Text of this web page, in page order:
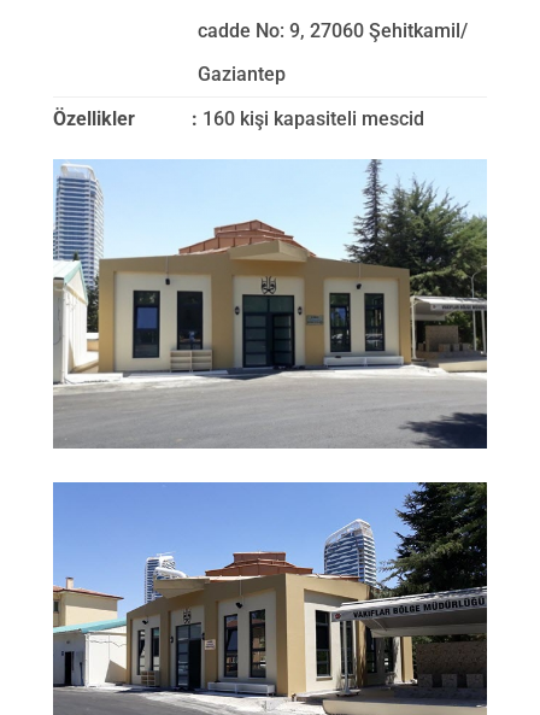
cadde No: 9, 27060 Şehitkamil/
Gaziantep
Özellikler
: 160 kişi kapasiteli mescid